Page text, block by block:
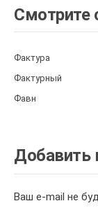
Смотрите
Фактура
Фактурный
Фавн
Добавить
Ваш e-mail не